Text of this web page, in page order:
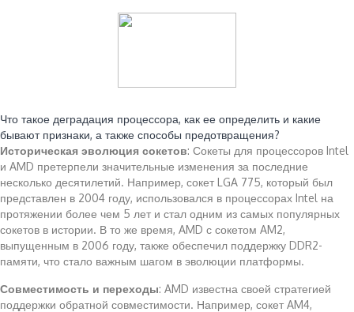
Что такое деградация процессора, как ее определить и какие
бывают признаки, а также способы предотвращения?
Историческая эволюция сокетов: Сокеты для процессоров Intel
и AMD претерпели значительные изменения за последние
несколько десятилетий. Например, сокет LGA 775, который был
представлен в 2004 году, использовался в процессорах Intel на
протяжении более чем 5 лет и стал одним из самых популярных
сокетов в истории. В то же время, AMD с сокетом AM2,
выпущенным в 2006 году, также обеспечил поддержку DDR2-
памяти, что стало важным шагом в эволюции платформы.
Совместимость и переходы: AMD известна своей стратегией
поддержки обратной совместимости. Например, сокет AM4,